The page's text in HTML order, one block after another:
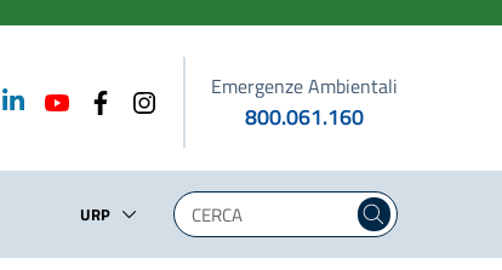
Emergenze Ambientali
800.061.160
URP